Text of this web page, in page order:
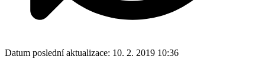
Datum poslední aktualizace: 10. 2. 2019 10:36